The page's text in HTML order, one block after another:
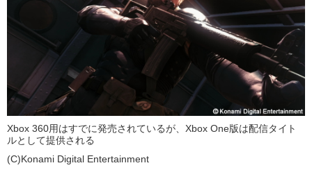
Xbox 360用はすでに発売されているが、Xbox One版は配信タイト
ルとして提供される
(C)Konami Digital Entertainment